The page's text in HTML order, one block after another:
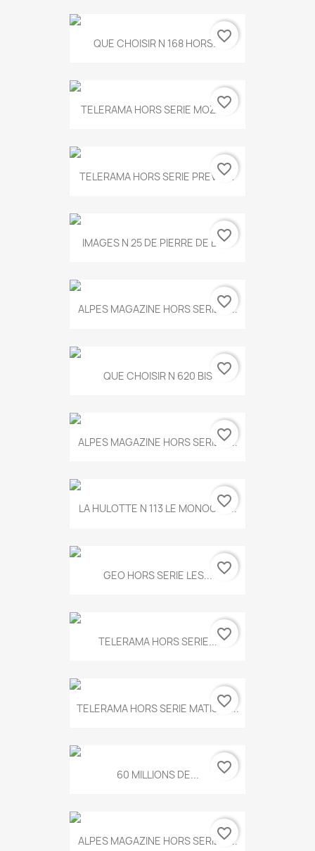
QUE CHOISIR N 168 HORS...favorite_border
TELERAMA HORS SERIE MOZART
favorite_border
TELERAMA HORS SERIE PREVERT
favorite_border
IMAGES N 25 DE PIERRE DE BOIS
favorite_border
ALPES MAGAZINE HORS SERIE N...
favorite_border
QUE CHOISIR N 620 BIS favorite_border
ALPES MAGAZINE HORS SERIE N...
favorite_border
LA HULOTTE N 113 LE MONOCLE...
favorite_border
GEO HORS SERIE LES... favorite_border
TELERAMA HORS SERIE...favorite_border
TELERAMA HORS SERIE MATISSE...
favorite_border
60 MILLIONS DE... favorite_border
ALPES MAGAZINE HORS SERIE N...
favorite_border